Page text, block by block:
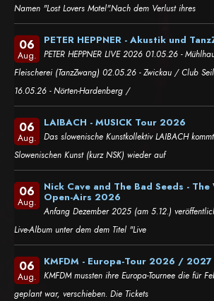
Namen "Lost Lovers Motel".Nach dem Verlust ihres
06
Aug.
PETER HEPPNER - Akustik und
PETER HEPPNER LIVE 2026 01.05.26 -
Fleischerei (TanzZwang) 02.05.26 - Zwickau / Club
16.05.26 - Nörten-Hardenberg /
06
Aug.
LAIBACH - MUSICK Tour 2026
Das slowenische Kunstkollektiv LAIBACH
Slowenischen Kunst (kurz NSK) wieder auf
06
Aug.
Nick Cave and The Bad Seeds -
Open-Airs 2026
Anfang Dezember 2025 (am 5.12.)
Live-Album unter dem dem Titel "Live
06
Aug.
KMFDM - Europa-Tour 2026 / 2027
KMFDM mussten ihre Europa-Tournee die für
geplant war, verschieben. Die Tickets